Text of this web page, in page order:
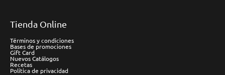
Tienda Online
Términos y condiciones
Bases de promociones
Gift Card
Nuevos Catálogos
Recetas
Política de privacidad